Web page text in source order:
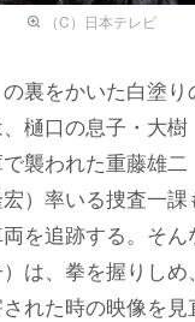
（C）日本テレビ
裏をかいた白塗
樋口の息子・大
襲われた重藤雄
）率いる捜査一
を追跡する。そ
は、拳を握りしめ
れた時の映像を見